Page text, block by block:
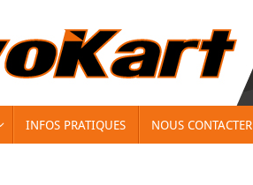
INFOS PRATIQUES NOUS CONTACTER